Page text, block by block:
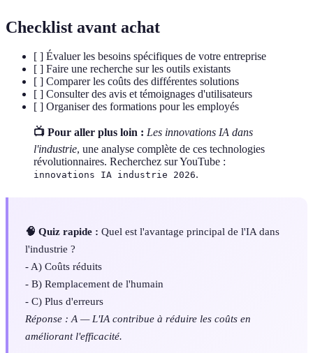
Checklist avant achat
[ ] Évaluer les besoins spécifiques de votre entreprise
[ ] Faire une recherche sur les outils existants
[ ] Comparer les coûts des différentes solutions
[ ] Consulter des avis et témoignages d'utilisateurs
[ ] Organiser des formations pour les employés
📺 Pour aller plus loin : Les innovations IA dans
l'industrie, une analyse complète de ces technologies
révolutionnaires. Recherchez sur YouTube :
innovations IA industrie 2026.
🧠 Quiz rapide : Quel est l'avantage principal de l'IA dans
l'industrie ?
- A) Coûts réduits
- B) Remplacement de l'humain
- C) Plus d'erreurs
Réponse : A — L'IA contribue à réduire les coûts en
améliorant l'efficacité.